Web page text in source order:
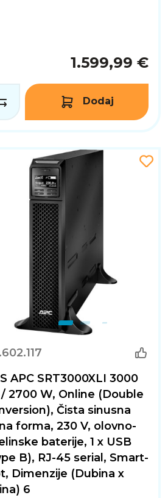
1.599,99 €
Dodaj
APC SRT3000XLI 3000
/ 2700 W, Online (Double
Čista sinusna
forma, 230 V, olovno-
baterije, 1 x USB
B), RJ-45 serial, Smart-
Dimenzije (Dubina x
6